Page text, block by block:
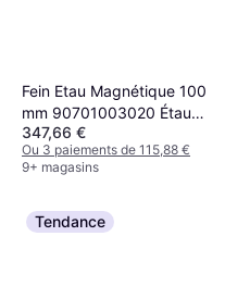
Fein Etau Magnétique 100
mm 90701003020 Étau
d'établi
347,66 €
Ou 3 paiements de 115,88 €
9+ magasins
Tendance